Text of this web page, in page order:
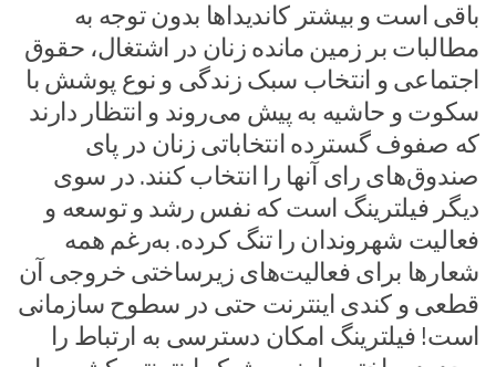
باقی است و بیشتر کاندیداها بدون توجه به
مطالبات بر زمین مانده زنان در اشتغال، حقوق
اجتماعی و انتخاب سبک زندگی و نوع پوشش با
سکوت و حاشیه به پیش می‌روند و انتظار دارند
که صفوف گسترده انتخاباتی زنان در پای
صندوق‌های رای آنها را انتخاب کنند. در سوی
دیگر فیلترینگ است که نفس رشد و توسعه و
فعالیت شهروندان را تنگ کرده. به‌رغم همه
شعارها برای فعالیت‌های زیرساختی خروجی آن
قطعی و کندی اینترنت حتی در سطوح سازمانی
است! فیلترینگ امکان دسترسی به ارتباط را